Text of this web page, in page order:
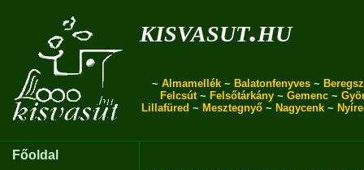
kisvasut.hu
~ Almamellék ~ Balatonfenyves ~
Felcsút~ Felsőtárkány ~ Gemenc ~
Lillafüred ~ Mesztegnyő ~ Nagycenk ~
Főoldal